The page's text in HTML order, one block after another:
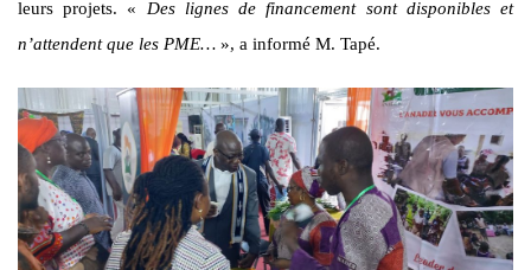
leurs projets. « Des lignes de financement sont disponibles et
n’attendent que les PME… », a informé M. Tapé.